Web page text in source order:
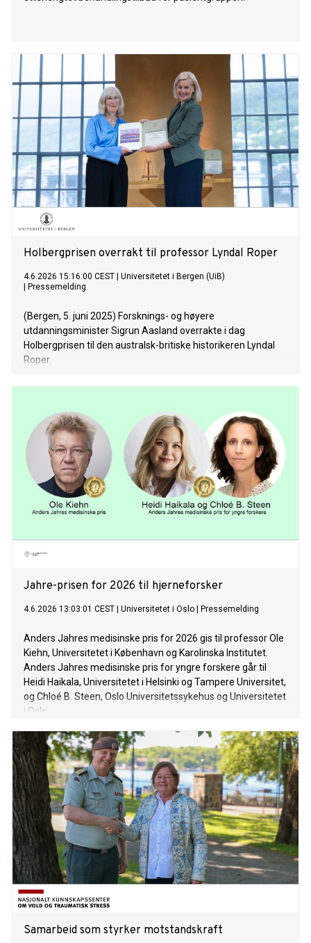
Holbergprisen overrakt til professor Lyndal Roper
4.6.2026 15:16:00 CEST
Universitetet i Bergen (UiB)
Pressemelding
(Bergen, 5. juni 2025) Forsknings- og høyere
utdanningsminister Sigrun Aasland overrakte i dag
Holbergprisen til den australsk-britiske historikeren Lyndal
Roper.
Jahre-prisen for 2026 til hjerneforsker
4.6.2026 13:03:01 CEST Universitetet i Oslo Pressemelding
Anders Jahres medisinske pris for 2026 gis til professor Ole
Kiehn, Universitetet i København og Karolinska Institutet.
Anders Jahres medisinske pris for yngre forskere går til
Heidi Haikala, Universitetet i Helsinki og Tampere Universitet,
og Chloé B. Steen, Oslo Universitetssykehus og Universitetet
i Oslo.
Samarbeid som styrker motstandskraft